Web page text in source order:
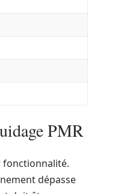
PMR
fonctionnalité.
dépasse